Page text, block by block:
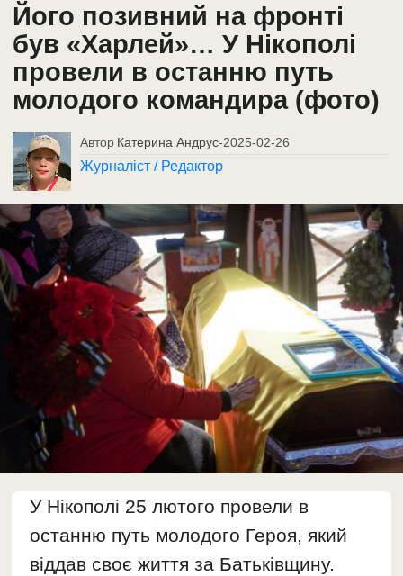
Його позивний на фронті
був «Харлей»… У Нікополі
провели в останню путь
молодого командира (фото)
Автор Катерина Андрус-2025-02-26
Журналіст / Редактор
У Нікополі 25 лютого провели в
останню путь молодого Героя, який
віддав своє життя за Батьківщину.